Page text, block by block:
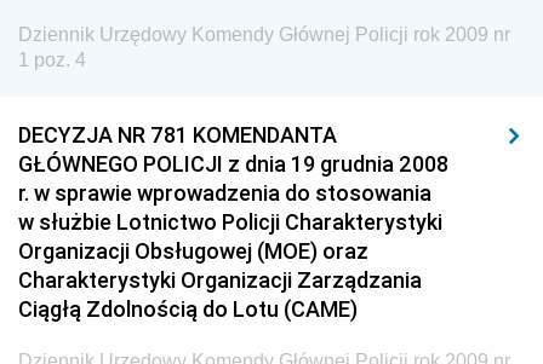
Dziennik Urzędowy Ministra Spraw Wewnętrznych
Dziennik Urzędowy Ministra Transportu, Budownictwa
Dziennik Urzędowy Ministra Administracji i Cyfryzacji
Dziennik Urzędowy Głównego Inspektora Ochrony
Środowiska
Dziennik Urzędowy Ministra Środowiska
Dziennik Urzędowy Ministra Sportu i Turystyki
Dziennik Urzędowy Komendy Głównej Policji rok 2009 nr
1 poz. 4
DECYZJA NR 781 KOMENDANTA
GŁÓWNEGO POLICJI z dnia 19 grudnia 2008
r. w sprawie wprowadzenia do stosowania
w służbie Lotnictwo Policji Charakterystyki
Organizacji Obsługowej (MOE) oraz
Charakterystyki Organizacji Zarządzania
Ciągłą Zdolnością do Lotu (CAME)